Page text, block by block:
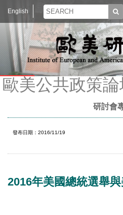
English
歐美公共政策論
研討會
發布日期：2016/11/19
2016年美國總統選舉